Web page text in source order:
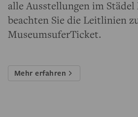
alle Ausstellungen im
beachten Sie die Leitlinien
MuseumsuferTicket.
Mehr erfahren